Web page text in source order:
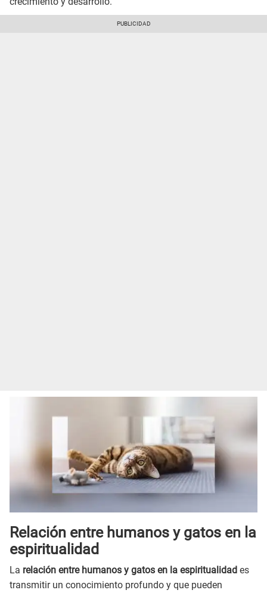
Relación entre humanos y gatos en la
espiritualidad
La relación entre humanos y gatos en la espiritualidad es
transmitir un conocimiento profundo y que pueden